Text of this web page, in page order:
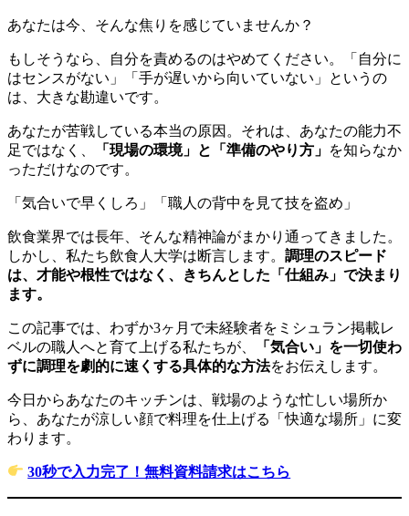
あなたは今、そんな焦りを感じていませんか？
もしそうなら、自分を責めるのはやめてください。「自分に
はセンスがない」「手が遅いから向いていない」というの
は、大きな勘違いです。
あなたが苦戦している本当の原因。それは、あなたの能力不
足ではなく、
「現場の環境」と「準備のやり方」 を知らなか
っただけなのです。
「気合いで早くしろ」「職人の背中を見て技を盗め」
飲食業界では長年、そんな精神論がまかり通ってきました。
しかし、私たち飲食人大学は断言します。 調理のスピード
は、才能や根性ではなく、きちんとした「仕組み」で決まり
ます。
この記事では、わずか3ヶ月で未経験者をミシュラン掲載レ
ベルの職人へと育て上げる私たちが、
「気合い」を一切使わ
ずに調理を劇的に速くする具体的な方法をお伝えします。
今日からあなたのキッチンは、戦場のような忙しい場所か
ら、あなたが涼しい顔で料理を仕上げる「快適な場所」に変
わります。
30秒で入力完了！無料資料請求はこちら